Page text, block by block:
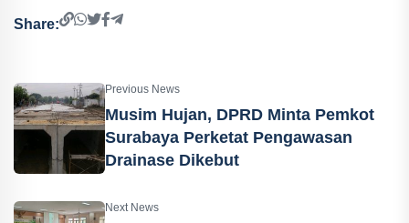
Share:
Previous News
Musim Hujan, DPRD Minta Pemkot
Surabaya Perketat Pengawasan
Drainase Dikebut
Next News